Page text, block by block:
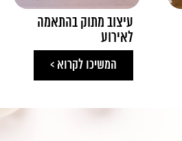
עיצוב מתוק בהתאמה
לאירוע
המשיכו לקרוא >